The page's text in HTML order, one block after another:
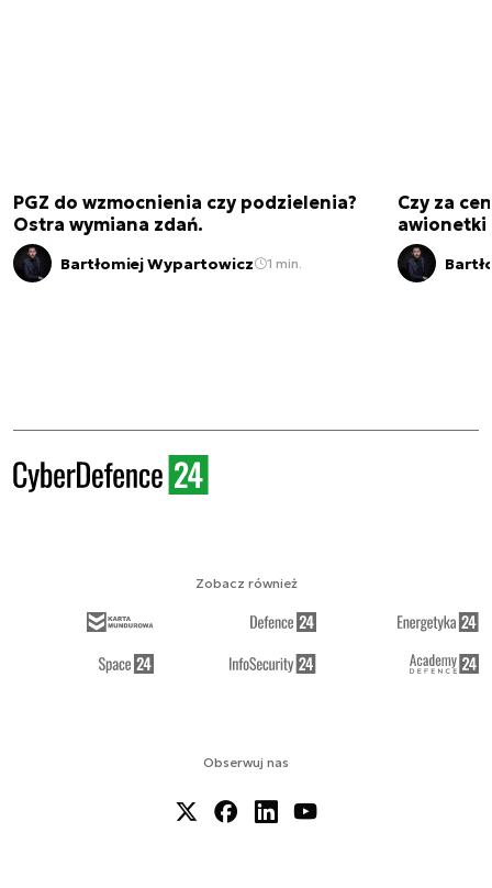
PGZ do wzmocnienia czy podzielenia?
Ostra wymiana zdań.
Bartłomiej Wypartowicz 1 min.
Czy za
awionetki
Obserwuj nas
Zobacz również